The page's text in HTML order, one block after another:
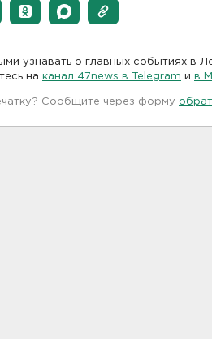
узнавать о главных событиях в
на канал 47news в Telegram и в
Сообщите через форму